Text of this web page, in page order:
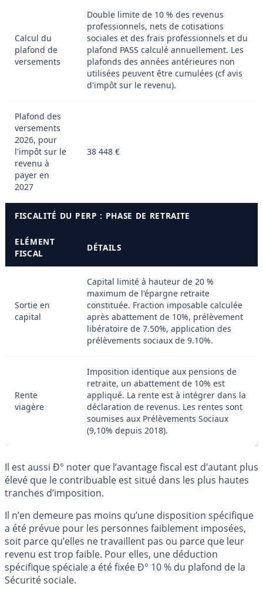
Calcul du
plafond de
versements
Double limite de 10 % des revenus
professionnels, nets de cotisations
sociales et des frais professionnels et du
plafond PASS calculé annuellement. Les
plafonds des années antérieures non
utilisées peuvent être cumulées (cf avis
d'impôt sur le revenu).
Plafond des
versements
2026, pour
l'impôt sur le
revenu à
payer en
2027
38 448 €
FISCALITÉ DU PERP : PHASE DE RETRAITE
ELÉMENT
FISCAL
DÉTAILS
Sortie en
capital
Capital limité à hauteur de 20 %
maximum de l'épargne retraite
constituée. Fraction imposable calculée
après abattement de 10%, prélèvement
libératoire de 7.50%, application des
prélèvements sociaux de 9.10%.
Rente
viagère
Imposition identique aux pensions de
retraite, un abattement de 10% est
appliqué. La rente est à intégrer dans la
déclaration de revenus. Les rentes sont
soumises aux Prélèvements Sociaux
(9,10% depuis 2018).
Il est aussi Ð° noter que l’avantage fiscal est d’autant plus
élevé que le contribuable est situé dans les plus hautes
tranches d’imposition.
Il n’en demeure pas moins qu’une disposition spécifique
a été prévue pour les personnes faiblement imposées,
soit parce qu’elles ne travaillent pas ou parce que leur
revenu est trop faible. Pour elles, une déduction
spécifique spéciale a été fixée Ð° 10 % du plafond de la
Sécurité sociale.